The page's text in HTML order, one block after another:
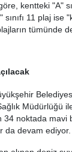
kentteki "A"
sınıfı 11 plaj ise
tümünde
Müdürlüğü
34 noktada mavi
da devam ediyor.